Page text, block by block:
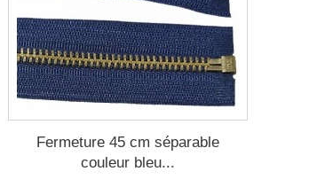
Fermeture 45 cm séparable
couleur bleu...